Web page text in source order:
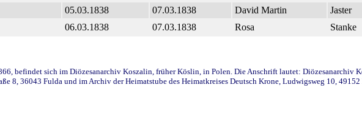
05.03.1838 07.03.1838 David Martin Jaster
06.03.1838 07.03.1838 Rosa Stanke
befindet sich im Diözesanarchiv Koszalin, früher Köslin, in Polen. Die Anschrift lautet: Diözesanarchiv
8, 36043 Fulda und im Archiv der Heimatstube des Heimatkreises Deutsch Krone, Ludwigsweg 10,